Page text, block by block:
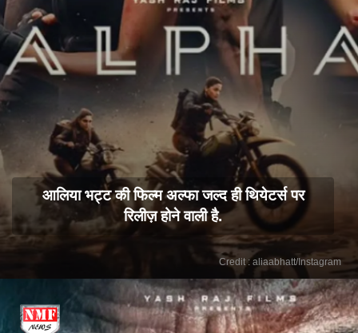
आलिया भट्ट की फिल्म अल्फा जल्द ही थियेटर्स पर
रिलीज़ होने वाली है.
Credit : aliaabhatt/Instagram